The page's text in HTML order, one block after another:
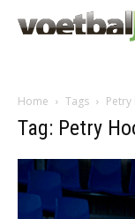
Home Tags
Tag: Petry